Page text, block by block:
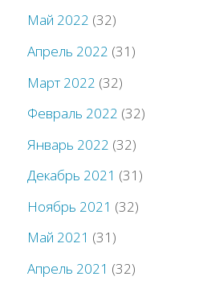
Май 2022 (32)
Апрель 2022 (31)
Март 2022 (32)
Февраль 2022 (32)
Январь 2022 (32)
Декабрь 2021 (31)
Ноябрь 2021 (32)
Май 2021 (31)
Апрель 2021 (32)